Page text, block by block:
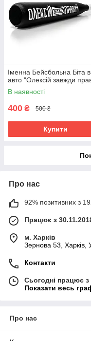
Іменна Бейсбольна Біта в
авто "Олексій завжди
В наявності
400 ₴ 500 ₴
Купити
Про нас
92% позитивних з
Працює з
м. Харків
Зернова 53, Харків,
Контакти
Сьогодні працює
Показати весь
Про нас